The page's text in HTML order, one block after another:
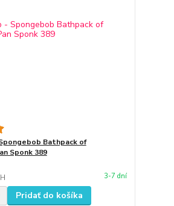
Bathpack of
Sponk 389
3-7 dní
Pridať do košíka